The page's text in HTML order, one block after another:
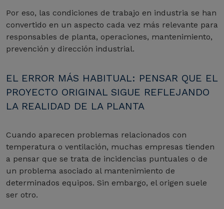
Por eso, las condiciones de trabajo en industria se han
convertido en un aspecto cada vez más relevante para
responsables de planta, operaciones, mantenimiento,
prevención y dirección industrial.
EL ERROR MÁS HABITUAL: PENSAR QUE EL
PROYECTO ORIGINAL SIGUE REFLEJANDO
LA REALIDAD DE LA PLANTA
Cuando aparecen problemas relacionados con
temperatura o ventilación, muchas empresas tienden
a pensar que se trata de incidencias puntuales o de
un problema asociado al mantenimiento de
determinados equipos. Sin embargo, el origen suele
ser otro.